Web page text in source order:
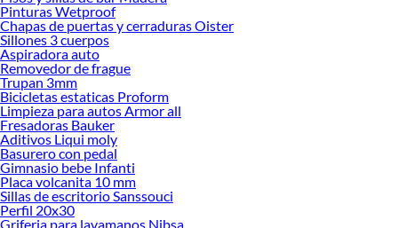
ofrecerte!
Encuentra una amplia variedad de productos de Climatización en Sodimac.
Encuentra todo lo necesario para tus proyectos de renovación y decoración.
¡Visítanos y haz tus ideas realidad!
Pinturas Wetproof
Chapas de puertas y cerraduras Oister
Sillones 3 cuerpos
Aspiradora auto
Removedor de frague
Trupan 3mm
Bicicletas estaticas Proform
Limpieza para autos Armor all
Fresadoras Bauker
Aditivos Liqui moly
Basurero con pedal
Gimnasio bebe Infanti
Placa volcanita 10 mm
Sillas de escritorio Sanssouci
Perfil 20x30
Griferia para lavamanos Nibsa